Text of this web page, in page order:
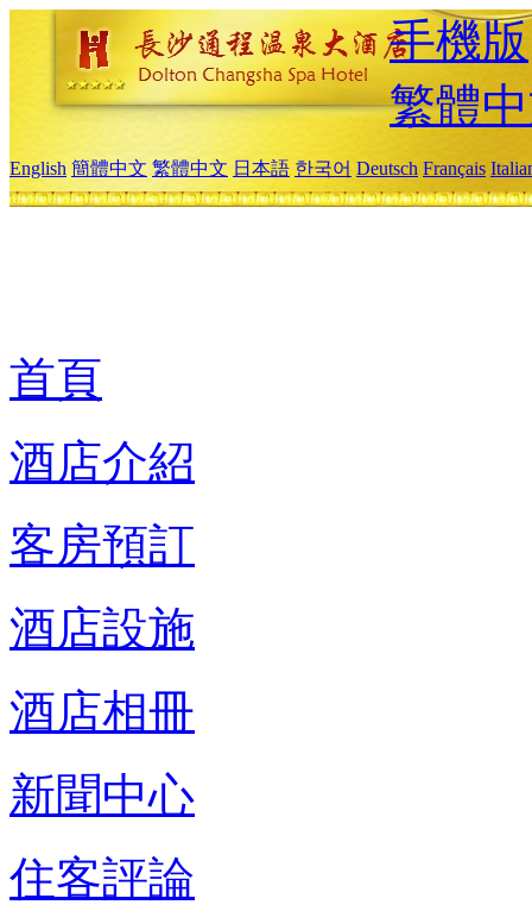
手機版
繁體
English 簡體中文 繁體中文 日本語 한국어 Deutsch Français
首頁
酒店介紹
客房預訂
酒店設施
酒店相冊
新聞中心
住客評論